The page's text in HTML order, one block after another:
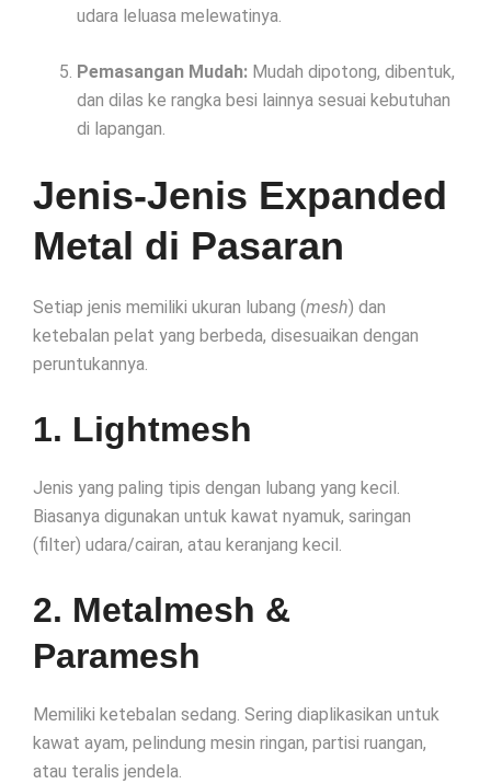
udara leluasa melewatinya.
Pemasangan Mudah: Mudah dipotong, dibentuk,
dan dilas ke rangka besi lainnya sesuai kebutuhan
di lapangan.
Jenis-Jenis Expanded
Metal di Pasaran
Setiap jenis memiliki ukuran lubang (mesh) dan
ketebalan pelat yang berbeda, disesuaikan dengan
peruntukannya.
1. Lightmesh
Jenis yang paling tipis dengan lubang yang kecil.
Biasanya digunakan untuk kawat nyamuk, saringan
(filter) udara/cairan, atau keranjang kecil.
2. Metalmesh &
Paramesh
Memiliki ketebalan sedang. Sering diaplikasikan untuk
kawat ayam, pelindung mesin ringan, partisi ruangan,
atau teralis jendela.